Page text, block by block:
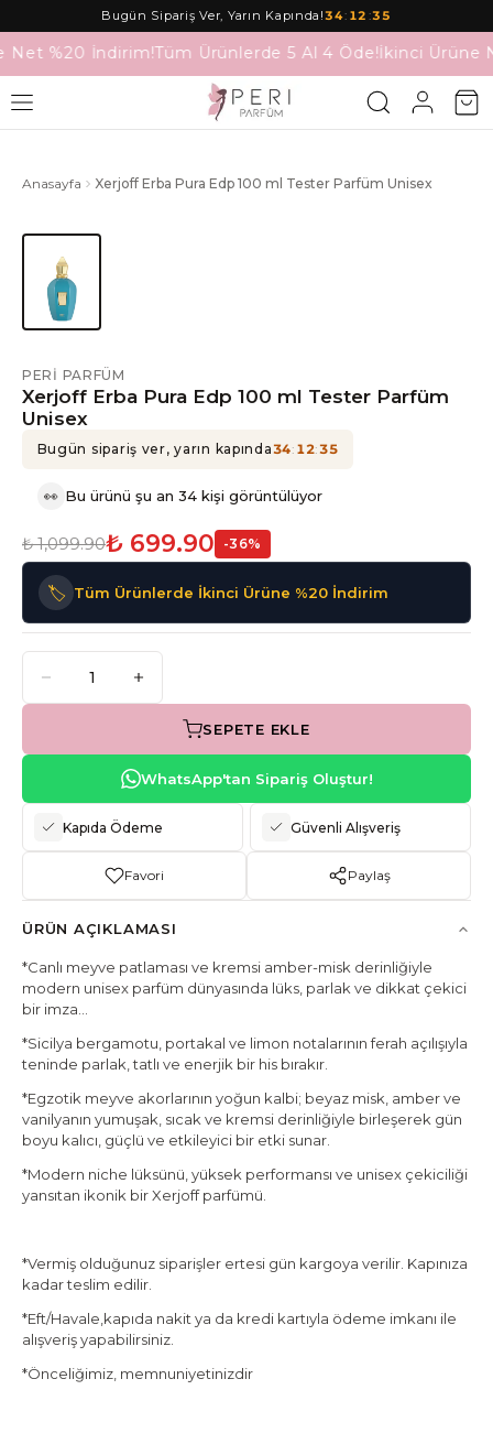
Bugün Sipariş Ver, Yarın Kapında!34: 12 :35
Net %20 İndirim!Tüm Ürünlerde 5 Al 4 Öde!İkinci Ürüne
Anasayfa Xerjoff Erba Pura Edp 100 ml Tester Parfüm Unisex
PERI PARFÜM
Xerjoff Erba Pura Edp 100 ml Tester Parfüm
Unisex
Bugün sipariş ver, yarın kapında34: 12:35
👀 Bu ürünü şu an 34 kişi görüntülüyor
₺ 1,099.90₺ 699.90 -36%
🏷️ Tüm Ürünlerde İkinci Ürüne %20 İndirim
SEPETE EKLE
WhatsApp'tan Sipariş Oluştur!
Kapıda Ödeme Güvenli Alışveriş
Favori Paylaş
ÜRÜN AÇIKLAMASI
*Canlı meyve patlaması ve kremsi amber-misk derinliğiyle
modern unisex parfüm dünyasında lüks, parlak ve dikkat çekici
bir imza…
*Sicilya bergamotu, portakal ve limon notalarının ferah açılışıyla
teninde parlak, tatlı ve enerjik bir his bırakır.
*Egzotik meyve akorlarının yoğun kalbi; beyaz misk, amber ve
vanilyanın yumuşak, sıcak ve kremsi derinliğiyle birleşerek gün
boyu kalıcı, güçlü ve etkileyici bir etki sunar.
*Modern niche lüksünü, yüksek performansı ve unisex çekiciliği
yansıtan ikonik bir Xerjoff parfümü.
*Vermiş olduğunuz siparişler ertesi gün kargoya verilir. Kapınıza
kadar teslim edilir.
*Eft/Havale,kapıda nakit ya da kredi kartıyla ödeme imkanı ile
alışveriş yapabilirsiniz.
*Önceliğimiz, memnuniyetinizdir